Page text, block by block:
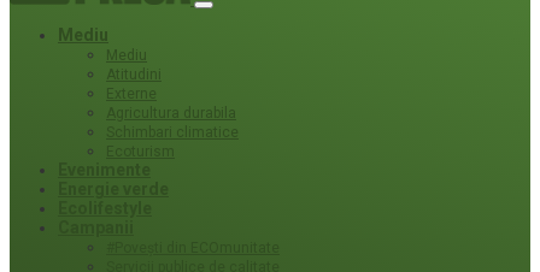
Mediu
Mediu
Atitudini
Externe
Agricultura durabila
Schimbari climatice
Ecoturism